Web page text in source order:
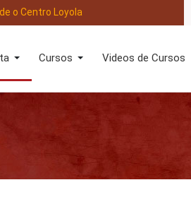
o Centro Loyola
Cursos Videos de Cursos